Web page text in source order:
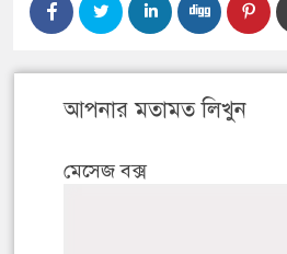
আপনার মতামত লিখুন
মেসেজ বক্স